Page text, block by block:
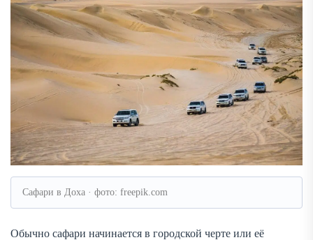
Сафари в Доха · фото: freepik.com
Обычно сафари начинается в городской черте или её